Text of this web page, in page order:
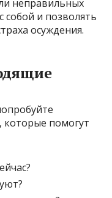
неправильных
собой и позволять
осуждения.
которые помогут